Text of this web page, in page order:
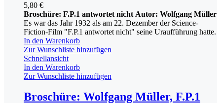
5,80 €
Broschüre: F.P.1 antwortet nicht Autor: Wolfgang Müller
Es war das Jahr 1932 als am 22. Dezember der Science-
Fiction-Film "F.P.1 antwortet nicht" seine Uraufführung hatte.
In den Warenkorb
Zur Wunschliste hinzufügen
Schnellansicht
In den Warenkorb
Zur Wunschliste hinzufügen
Broschüre: Wolfgang Müller, F.P.1